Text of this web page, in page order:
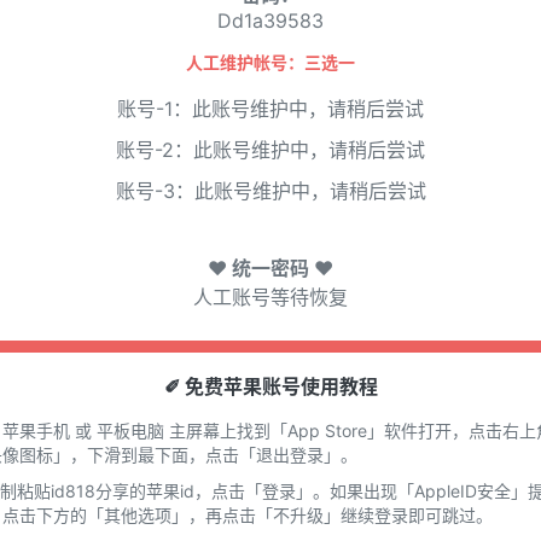
Dd1a39583
人工维护帐号：三选一
账号-1：此账号维护中，请稍后尝试
账号-2：此账号维护中，请稍后尝试
账号-3：此账号维护中，请稍后尝试
♥ 统一密码 ♥
人工账号等待恢复
✐ 免费苹果账号使用教程
苹果手机 或 平板电脑 主屏幕上找到「App Store」软件打开，点击右上
像图标」，下滑到最下面，点击「退出登录」。
粘贴id818分享的苹果id，点击「登录」。如果出现「AppleID安全」
击下方的「其他选项」，再点击「不升级」继续登录即可跳过。